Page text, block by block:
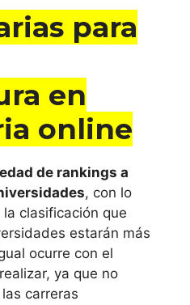
de
de
Fabra
para
en
online
de rankings a
, con lo
clasificación que
estarán más
ocurre con el
ya que no
carreras